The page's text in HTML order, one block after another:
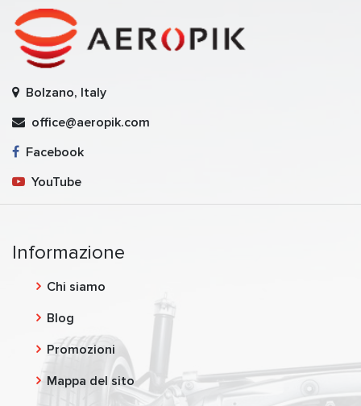
Bolzano, Italy
office@aeropik.com
Facebook
YouTube
Informazione
Chi siamo
Blog
Promozioni
Mappa del sito